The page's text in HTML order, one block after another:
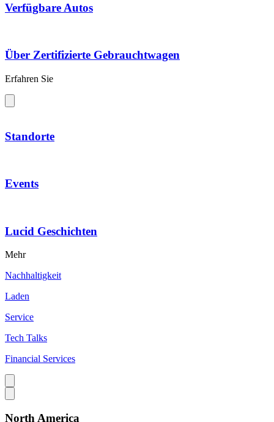
Verfügbare Autos
Über Zertifizierte Gebrauchtwagen
Erfahren Sie
Standorte
Events
Lucid Geschichten
Mehr
Nachhaltigkeit
Laden
Service
Tech Talks
Financial Services
North America